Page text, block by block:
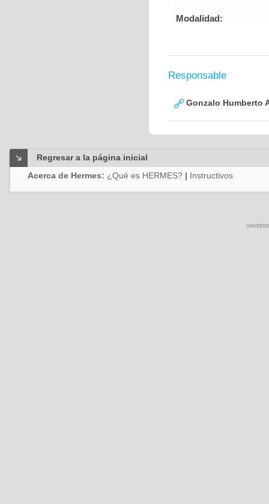
Modalidad:
Responsable
Gonzalo Humberto
Regresar a la página inicial
Acerca de Hermes: ¿Qué es HERMES? | Instructivos